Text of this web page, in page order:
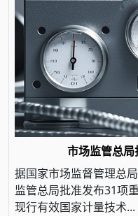
市场监管总
据国家市场监督管理总
监管总局批准发布31项
现行有效国家计量技术...